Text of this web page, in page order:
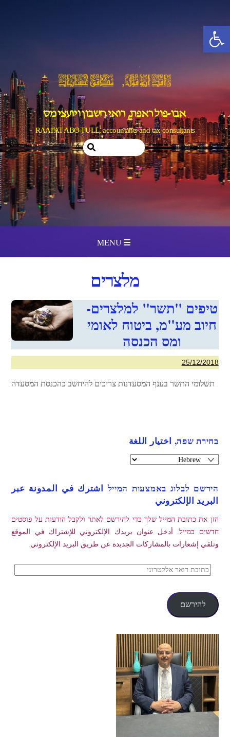
פתח סרגל נגישות
content
MENU
אבו-פול ראפת, רואי חשבון ויועצי מס
RAAFAT ABO-FULL, accountants and tax consultants
מלצרים
טיפים "תשר" למלצרים-
חיוב מע"מ, ביטוח לאומי
ומס הכנסה
25/12/2018
תשלומי התשר בענף המסעדנות צריכים להיחשב כהכנסת המסעדה
בחירת שפה, اختيار اللغة
הירשם לבלוג באמצעות המייל اشترك في المدونة عبر
البريد الإلكتروني
הזן את כתובת המייל שלך כדי להירשם לאתר ולקבל הודעות על פוסטים
חדשים במייל. أدخل عنوان بريدك الإلكتروني للإشتراك في الموقع
وتلقي إشعارات بالمشاركات الجديدة عن طريق البريد الإلكتروني.
כתובת
אלקטרוני
להירשם